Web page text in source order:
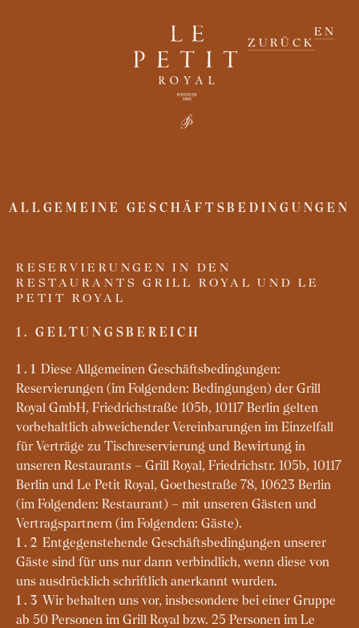
ZURÜCK
E N
ALLGEMEINE GESCHÄFTSBEDINGUNGEN
RESERVIERUNGEN IN DEN
RESTAURANTS GRILL ROYAL UND LE
PETIT ROYAL
1. GELTUNGSBEREICH
1.1 Diese Allgemeinen Geschäftsbedingungen:
Reservierungen (im Folgenden: Bedingungen) der Grill
Royal GmbH, Friedrichstraße 105b, 10117 Berlin gelten
vorbehaltlich abweichender Vereinbarungen im Einzelfall
für Verträge zu Tischreservierung und Bewirtung in
unseren Restaurants – Grill Royal, Friedrichstr. 105b, 10117
Berlin und Le Petit Royal, Goethestraße 78, 10623 Berlin
(im Folgenden: Restaurant) – mit unseren Gästen und
Vertragspartnern (im Folgenden: Gäste).
1.2 Entgegenstehende Geschäftsbedingungen unserer
Gäste sind für uns nur dann verbindlich, wenn diese von
uns ausdrücklich schriftlich anerkannt wurden.
1.3 Wir behalten uns vor, insbesondere bei einer Gruppe
ab 50 Personen im Grill Royal bzw. 25 Personen im Le